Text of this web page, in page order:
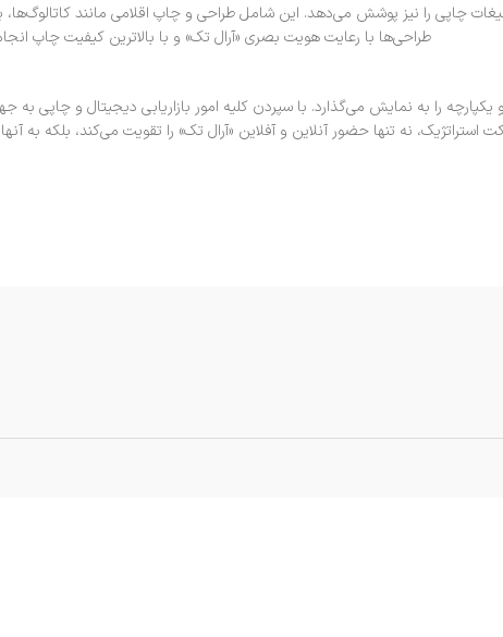
چاپی را نیز پوشش می‌دهد. این شامل طراحی و چاپ اقلامی مانند کاتالوگ‌ها،
طراحی‌ها با رعایت هویت بصری «آرال تک» و با بالاترین کیفیت چاپ
را به نمایش می‌گذارد. با سپردن کلیه امور بازاریابی دیجیتال و چاپی به
نه تنها حضور آنلاین و آفلاین «آرال تک» را تقویت می‌کند، بلکه